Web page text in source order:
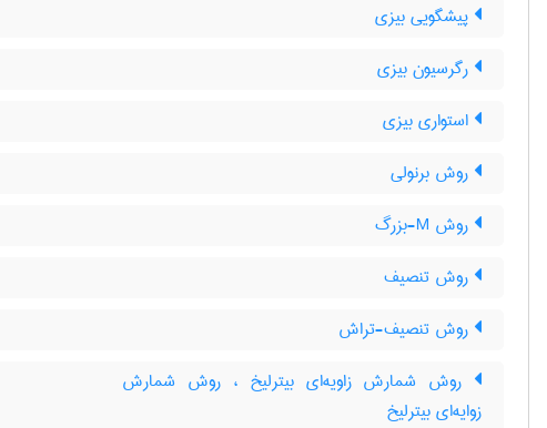
پیشگویی بیزی
رگرسیون بیزی
استواری بیزی
روش برنولی
روش M-بزرگ
روش تنصیف
روش تنصیف-تراش
روش شمارش زاویه‌ای بیترلیخ ، روش شمارش
زوایه‌ای بیترلیخ